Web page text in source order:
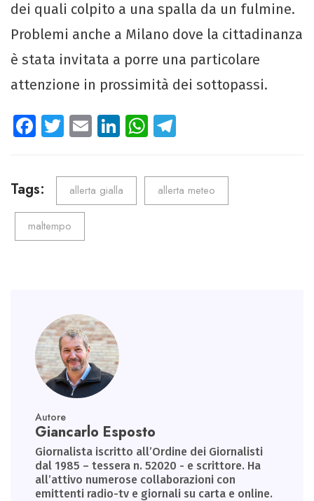
dei quali colpito a una spalla da un fulmine.
Problemi anche a Milano dove la cittadinanza
è stata invitata a porre una particolare
attenzione in prossimità dei sottopassi.
Fa
o
ok
T
tt
er
E
ail
Li
e
dI
n
W
ts
A
p
gr
a
m
Tags: allerta gialla allerta meteo
maltempo
Autore
Giancarlo Esposto
Giornalista iscritto all’Ordine dei Giornalisti
dal 1985 – tessera n. 52020 - e scrittore. Ha
all’attivo numerose collaborazioni con
emittenti radio-tv e giornali su carta e online.